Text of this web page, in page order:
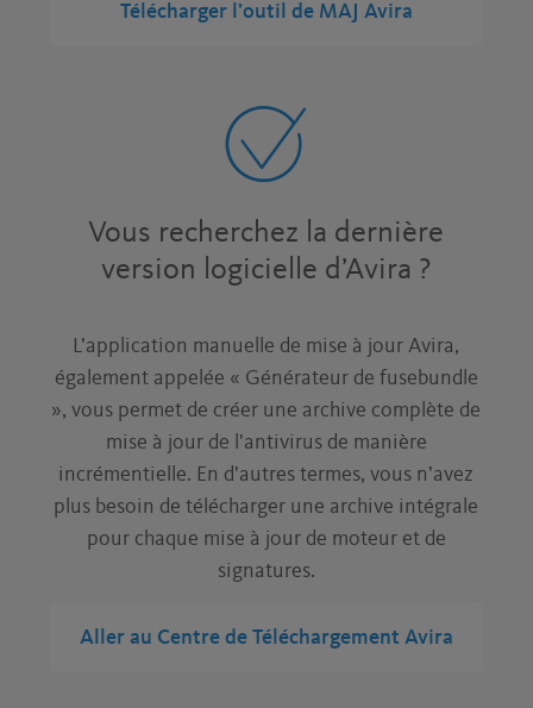
Télécharger l’outil de MAJ Avira
Vous recherchez la dernière
version logicielle d’Avira ?
L’application manuelle de mise à jour Avira,
également appelée « Générateur de fusebundle
», vous permet de créer une archive complète de
mise à jour de l’antivirus de manière
incrémentielle. En d’autres termes, vous n’avez
plus besoin de télécharger une archive intégrale
pour chaque mise à jour de moteur et de
signatures.
Aller au Centre de Téléchargement Avira